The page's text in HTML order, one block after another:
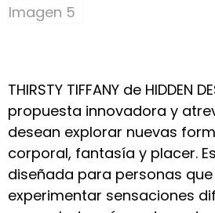
THIRSTY TIFFANY de HIDDEN
propuesta innovadora y
desean explorar nuevas
corporal, fantasía y placer.
diseñada para personas
experimentar sensaciones